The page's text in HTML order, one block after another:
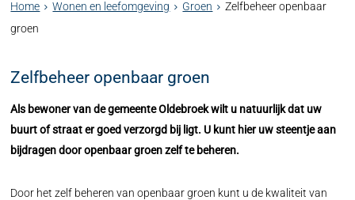
Home Wonen en leefomgeving Groen
Zelfbeheer openbaar
groen
Zelfbeheer openbaar groen
Als bewoner van de gemeente Oldebroek wilt u natuurlijk dat uw
buurt of straat er goed verzorgd bij ligt. U kunt hier uw steentje aan
bijdragen door openbaar groen zelf te beheren.
Door het zelf beheren van openbaar groen kunt u de kwaliteit van